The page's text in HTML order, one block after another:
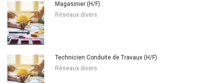
Magasinier (H/F)
Réseaux divers
Technicien Conduite de Travaux (H/F)
Réseaux divers